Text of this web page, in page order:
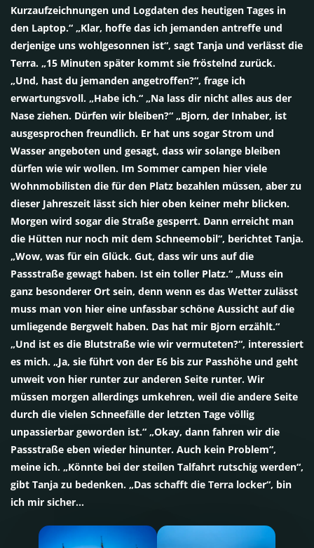
Kurzaufzeichnungen und Logdaten des heutigen Tages in
den Laptop.“ „Klar, hoffe das ich jemanden antreffe und
derjenige uns wohlgesonnen ist“, sagt Tanja und verlässt die
Terra. „15 Minuten später kommt sie fröstelnd zurück.
„Und, hast du jemanden angetroffen?“, frage ich
erwartungsvoll. „Habe ich.“ „Na lass dir nicht alles aus der
Nase ziehen. Dürfen wir bleiben?“ „Bjorn, der Inhaber, ist
ausgesprochen freundlich. Er hat uns sogar Strom und
Wasser angeboten und gesagt, dass wir solange bleiben
dürfen wie wir wollen. Im Sommer campen hier viele
Wohnmobilisten die für den Platz bezahlen müssen, aber zu
dieser Jahreszeit lässt sich hier oben keiner mehr blicken.
Morgen wird sogar die Straße gesperrt. Dann erreicht man
die Hütten nur noch mit dem Schneemobil“, berichtet Tanja.
„Wow, was für ein Glück. Gut, dass wir uns auf die
Passstraße gewagt haben. Ist ein toller Platz.“ „Muss ein
ganz besonderer Ort sein, denn wenn es das Wetter zulässt
muss man von hier eine unfassbar schöne Aussicht auf die
umliegende Bergwelt haben. Das hat mir Bjorn erzählt.“
„Und ist es die Blutstraße wie wir vermuteten?“, interessiert
es mich. „Ja, sie führt von der E6 bis zur Passhöhe und geht
unweit von hier runter zur anderen Seite runter. Wir
müssen morgen allerdings umkehren, weil die andere Seite
durch die vielen Schneefälle der letzten Tage völlig
unpassierbar geworden ist.“ „Okay, dann fahren wir die
Passstraße eben wieder hinunter. Auch kein Problem“,
meine ich. „Könnte bei der steilen Talfahrt rutschig werden“,
gibt Tanja zu bedenken. „Das schafft die Terra locker“, bin
ich mir sicher…